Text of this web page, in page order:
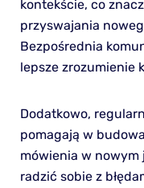
kontekście, co
przyswajania
Bezpośrednia
lepsze zrozumienie
Dodatkowo,
pomagają w
mówienia w nowym
radzić sobie z